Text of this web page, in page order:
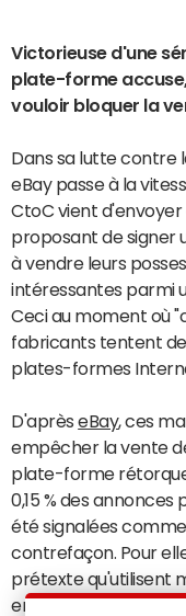
Victorieuse d'une
plate-forme
vouloir bloquer la
Dans sa lutte contre
eBay passe à la
CtoC vient d'envoyer
proposant de signer
à vendre leurs
intéressantes parmi
Ceci au moment où
fabricants tentent
plates-formes
D'aprèseBay, ces
empêcher la vente
plate-forme
0,15 % des
été signalées
contrefaçon. Pour
prétexte qu'utilisent
empêcher la vente